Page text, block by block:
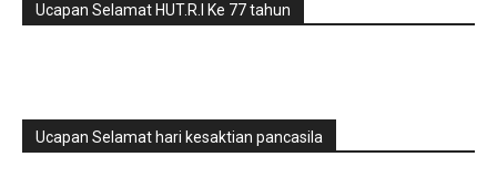
Ucapan Selamat HUT.R.I Ke 77 tahun
Ucapan Selamat hari kesaktian pancasila